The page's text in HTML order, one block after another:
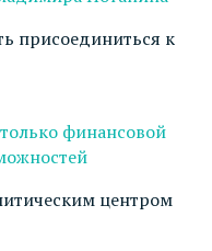
присоединиться к
финансовой
центром